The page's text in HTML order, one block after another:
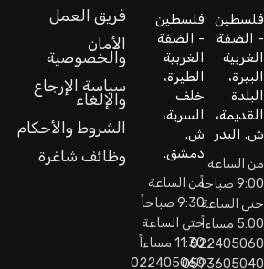
فلسطين
- الضفة
الغربية
البيرة،
البلدة
القديمة،
ش. البدر
من الساعة
9:00 صباحاً
حتى الساعة
5:00 مساءاً
022405060
0593605040
فلسطين
- الضفة
الغربية
الطيرة،
خلف
السرية،
ش.
دمشق.
من الساعة
9:30 صباحاً
حتى الساعة
11:30 مساءاً
022405060
فريق العمل
الأمان
والخصوصية
سياسة الإرجاع
والإلغاء
الشروط والأحكام
وظائف شاغرة